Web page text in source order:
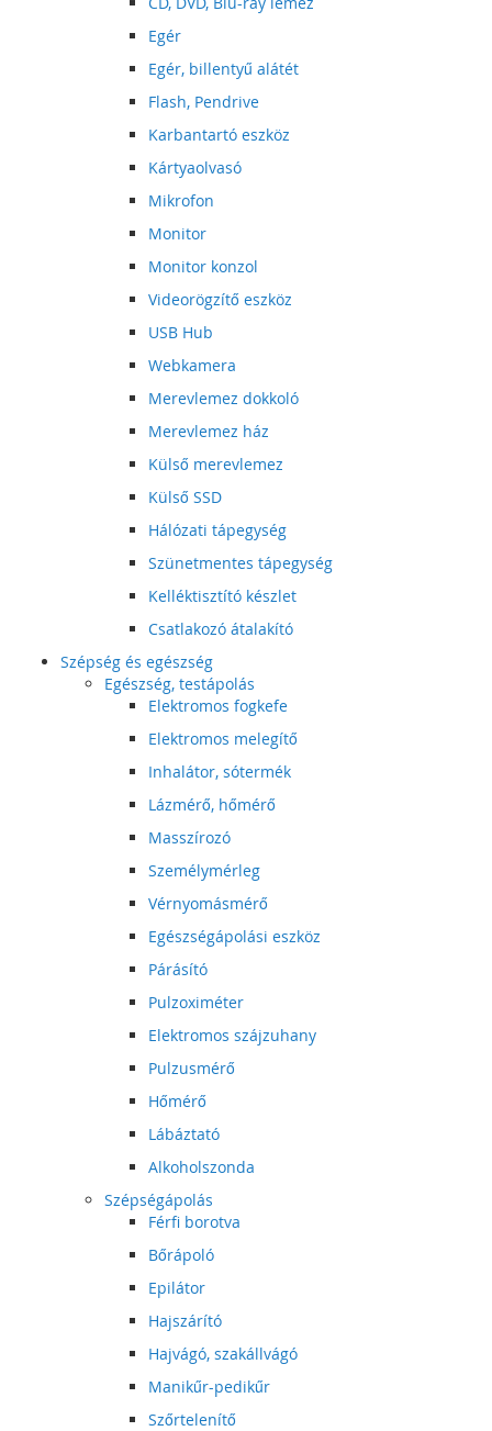
Egér
Egér, billentyű alátét
Flash, Pendrive
Karbantartó eszköz
Kártyaolvasó
Mikrofon
Monitor
Monitor konzol
Videorögzítő eszköz
USB Hub
Webkamera
Merevlemez dokkoló
Merevlemez ház
Külső merevlemez
Külső SSD
Hálózati tápegység
Szünetmentes tápegység
Kelléktisztító készlet
Csatlakozó átalakító
Szépség és egészség
Egészség, testápolás
Elektromos fogkefe
Elektromos melegítő
Inhalátor, sótermék
Lázmérő, hőmérő
Masszírozó
Személymérleg
Vérnyomásmérő
Egészségápolási eszköz
Párásító
Pulzoximéter
Elektromos szájzuhany
Pulzusmérő
Hőmérő
Lábáztató
Alkoholszonda
Szépségápolás
Férfi borotva
Bőrápoló
Epilátor
Hajszárító
Hajvágó, szakállvágó
Manikűr-pedikűr
Szőrtelenítő